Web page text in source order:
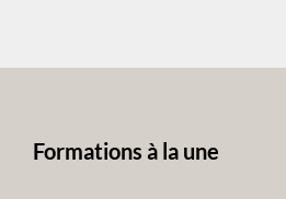
Formations à la une